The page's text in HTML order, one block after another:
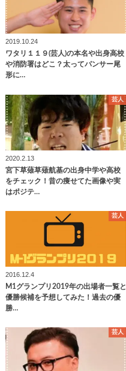
2019.10.24
ワタリ１１９(芸人)の本名や出身高校
や消防署はどこ？太ってパンサー尾
形に…
芸人
2020.2.13
宮下草薙草薙航基の出身中学や高校
をチェック！昔の痩せてた画像や実
はポジテ…
芸人
2016.12.4
M1グランプリ2019年の出場者一覧と
優勝候補を予想してみた！過去の優
勝…
芸人